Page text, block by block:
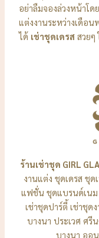
อย่าลืมจองล่วงหน้าโด
แต่งงานระหว่างเดือน
ได้ เช่าชุดเดรส สวยๆ
ร้านเช่าชุด GIRL
งานแต่ง ชุดเดรส ชุด
แฟชั่น ชุดแบรนด์เนม
เช่าชุดปาร์ตี้ เช่าชุด
บางนา ประเวศ ศรี
บางนา ออ